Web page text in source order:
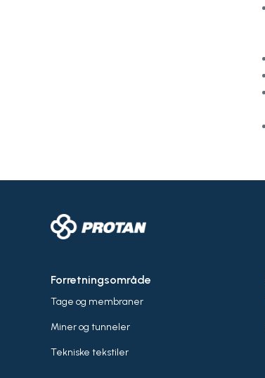
Forretningsområde
Tage og membraner
Miner og tunneler
Tekniske tekstiler